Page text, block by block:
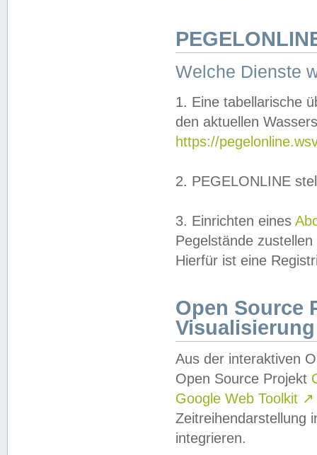
Welche Dienste
1. Eine tabellarische
den aktuellen
https://
2. PEGELONLINE
3. Einrichten eines
Pegelstände
Hierfür ist eine
Open Source
Visualisierung
Aus der interaktiven
Open Source Projekt
Google Web Toolkit ↗
Zeitreihendarstellung
integrieren.